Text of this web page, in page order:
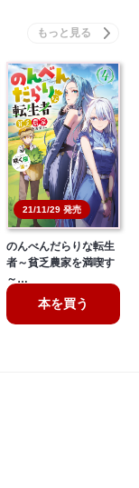
21/11/29 発売
のんべんだらりな転生
者～貧乏農家を満喫す
～…
本を買う